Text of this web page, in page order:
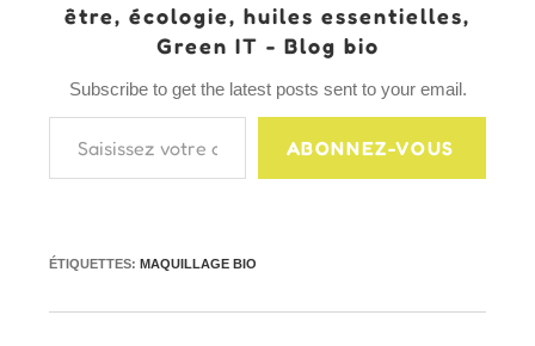
être, écologie, huiles essentielles,
Green IT - Blog bio
Subscribe to get the latest posts sent to your email.
Saisissez votre adresse e-mail…
ABONNEZ-VOUS
ÉTIQUETTES:MAQUILLAGE BIO